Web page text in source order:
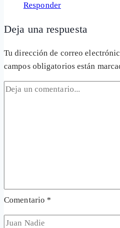
Responder
Deja una respuesta
Tu dirección de correo
campos obligatorios están
Comentario *